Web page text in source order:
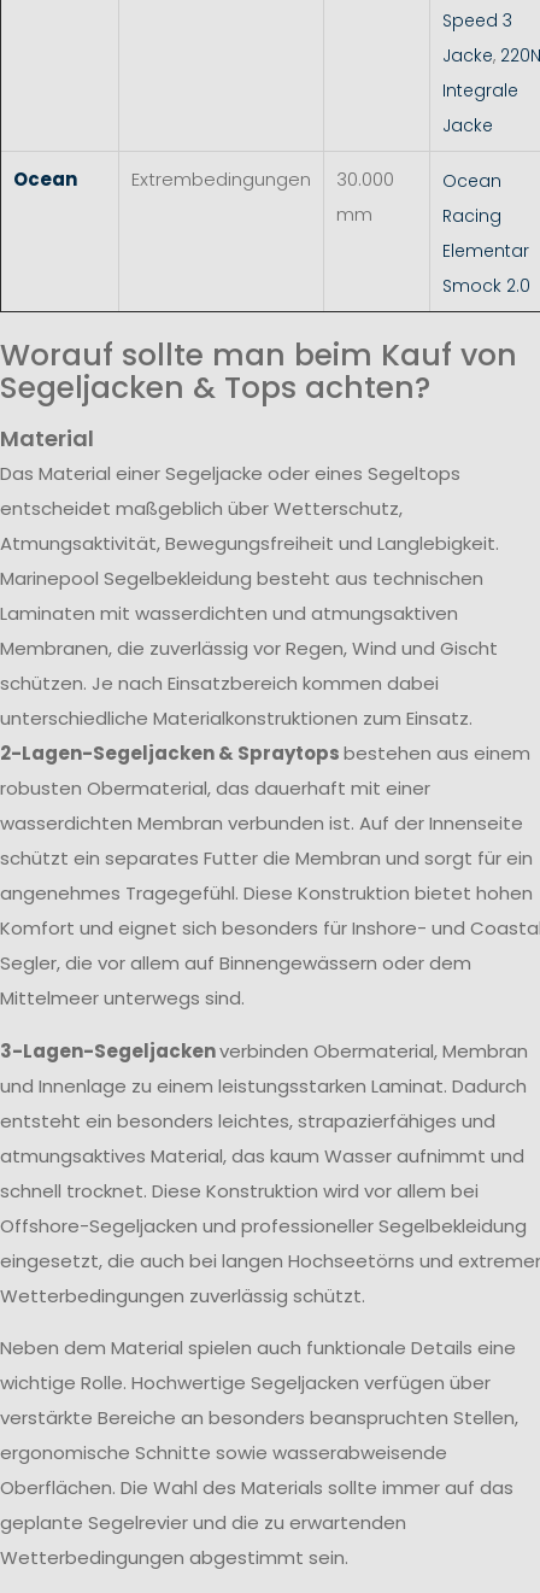
Speed 3
Jacke, 220N
Integrale
Jacke
Ocean Extrembedingungen
30.000
mm
Ocean
Racing
Elementar
Smock 2.0
Worauf sollte man beim Kauf von
Segeljacken & Tops achten?
Material
Das Material einer Segeljacke oder eines Segeltops
entscheidet maßgeblich über Wetterschutz,
Atmungsaktivität, Bewegungsfreiheit und Langlebigkeit.
Marinepool Segelbekleidung besteht aus technischen
Laminaten mit wasserdichten und atmungsaktiven
Membranen, die zuverlässig vor Regen, Wind und Gischt
schützen. Je nach Einsatzbereich kommen dabei
unterschiedliche Materialkonstruktionen zum Einsatz.
2-Lagen-Segeljacken & Spraytopsbestehen aus einem
robusten Obermaterial, das dauerhaft mit einer
wasserdichten Membran verbunden ist. Auf der Innenseite
schützt ein separates Futter die Membran und sorgt für ein
angenehmes Tragegefühl. Diese Konstruktion bietet hohen
Komfort und eignet sich besonders für Inshore- und
Segler, die vor allem auf Binnengewässern oder dem
Mittelmeer unterwegs sind.
3-Lagen-Segeljackenverbinden Obermaterial, Membran
und Innenlage zu einem leistungsstarken Laminat. Dadurch
entsteht ein besonders leichtes, strapazierfähiges und
atmungsaktives Material, das kaum Wasser aufnimmt und
schnell trocknet. Diese Konstruktion wird vor allem bei
Offshore-Segeljacken und professioneller Segelbekleidung
eingesetzt, die auch bei langen Hochseetörns und
Wetterbedingungen zuverlässig schützt.
Neben dem Material spielen auch funktionale Details eine
wichtige Rolle. Hochwertige Segeljacken verfügen über
verstärkte Bereiche an besonders beanspruchten Stellen,
ergonomische Schnitte sowie wasserabweisende
Oberflächen. Die Wahl des Materials sollte immer auf das
geplante Segelrevier und die zu erwartenden
Wetterbedingungen abgestimmt sein.